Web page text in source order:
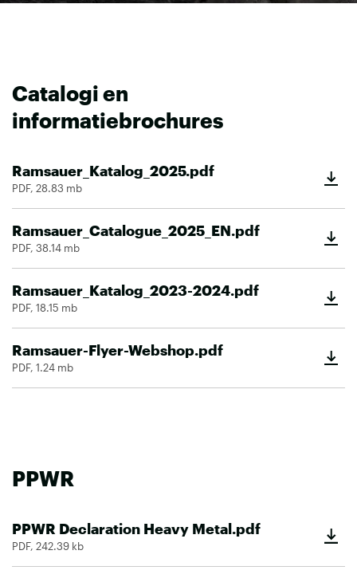
Catalogi en
informatiebrochures
Ramsauer_Katalog_2025.pdf
PDF, 28.83 mb
Ramsauer_Catalogue_2025_EN.pdf
PDF, 38.14 mb
Ramsauer_Katalog_2023-2024.pdf
PDF, 18.15 mb
Ramsauer-Flyer-Webshop.pdf
PDF, 1.24 mb
PPWR
PPWR Declaration Heavy Metal.pdf
PDF, 242.39 kb